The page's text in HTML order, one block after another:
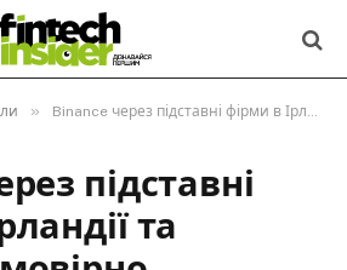
» Binance через підставні фірми в Ірландії та Мальті, ймовірно, приховує незаконну діяльність в ЄС
підставні
та